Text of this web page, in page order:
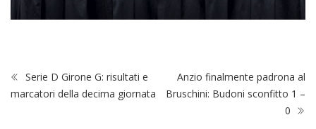
Serie D Girone G: risultati e
marcatori della decima giornata
Anzio finalmente padrona al
Bruschini: Budoni sconfitto 1 –
0